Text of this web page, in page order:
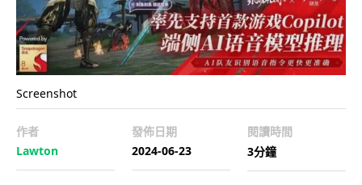
Screenshot
作者
Lawton
發佈日期
2024-06-23
閱讀時間
3分鐘